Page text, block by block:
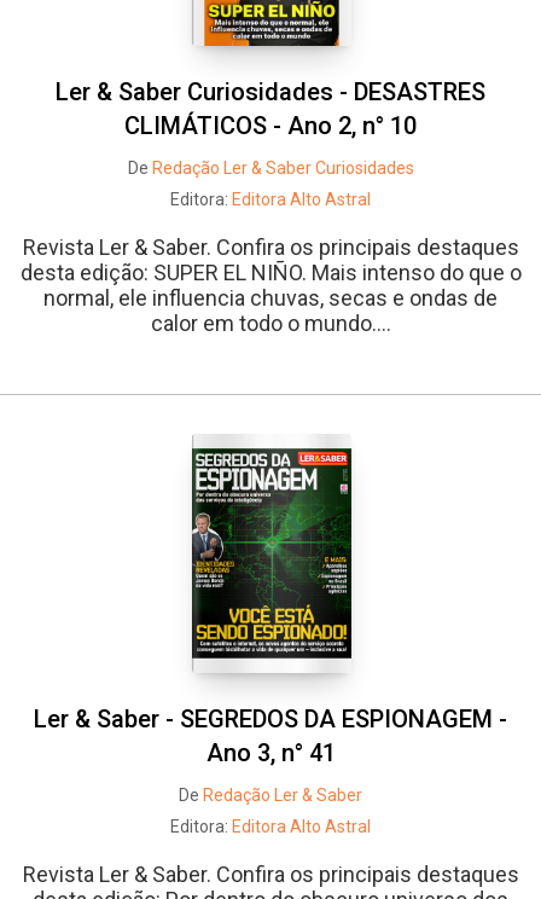
Ler & Saber Curiosidades - DESASTRES
CLIMÁTICOS - Ano 2, n° 10
De Redação Ler & Saber Curiosidades
Editora: Editora Alto Astral
Revista Ler & Saber. Confira os principais destaques
desta edição: SUPER EL NIÑO. Mais intenso do que o
normal, ele influencia chuvas, secas e ondas de
calor em todo o mundo....
Ler & Saber - SEGREDOS DA ESPIONAGEM -
Ano 3, n° 41
De Redação Ler & Saber
Editora: Editora Alto Astral
Revista Ler & Saber. Confira os principais destaques